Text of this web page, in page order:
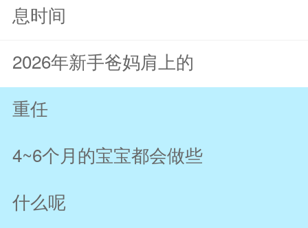
息时间
2026年新手爸妈肩上的
重任
4~6个月的宝宝都会做些
什么呢